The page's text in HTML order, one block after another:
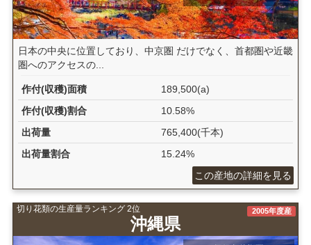
日本の中央に位置しており、中京圏 だけでなく、首都圏や近畿
圏へのアクセスの...
作付(収穫)面積
189,500(a)
作付(収穫)割合
10.58%
出荷量
765,400(千本)
出荷量割合
15.24%
この産地の詳細を見る
切り花類の生産量ランキング 2位
沖縄県
2005年度産